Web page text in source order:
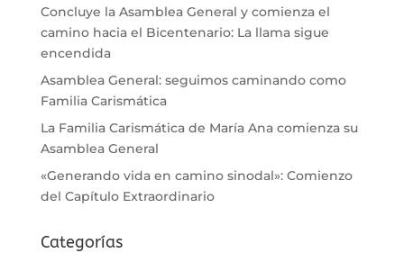
Concluye la Asamblea General y comienza el
camino hacia el Bicentenario: La llama sigue
encendida
Asamblea General: seguimos caminando como
Familia Carismática
La Familia Carismática de María Ana comienza su
Asamblea General
«Generando vida en camino sinodal»: Comienzo
del Capítulo Extraordinario
Categorías